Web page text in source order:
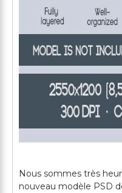
Nous sommes très
nouveau modèle PSD